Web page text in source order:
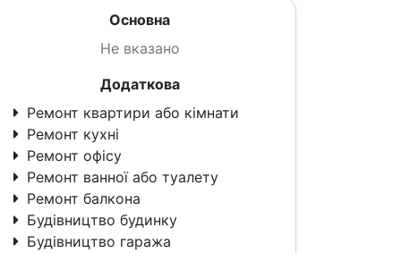
Основна
Не вказано
Додаткова
Ремонт квартири або кімнати
Ремонт кухні
Ремонт офісу
Ремонт ванної або туалету
Ремонт балкона
Будівництво будинку
Будівництво гаража